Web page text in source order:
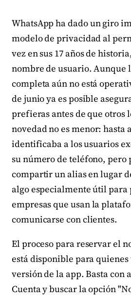
WhatsApp ha dado un giro
modelo de privacidad al
vez en sus 17 años de
nombre de usuario. Aunque
completa aún no está
de junio ya es posible
prefieras antes de que otros
novedad no es menor: hasta
identificaba a los usuarios
su número de teléfono, pero
compartir un alias en lugar
algo especialmente útil para
empresas que usan la
comunicarse con clientes.
El proceso para reservar el
está disponible para
versión de la app. Basta con
Cuenta y buscar la opción